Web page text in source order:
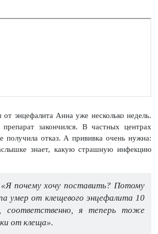
энцефалита Анна уже несколько недель.
закончился. В частных центрах
получила отказ. А прививка очень нужна:
знает, какую страшную инфекцию
«Я почему хочу поставить? Потому
умер от клещевого энцефалита 10
соответственно, я теперь тоже
от клеща».